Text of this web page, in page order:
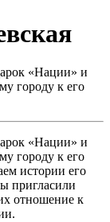
«Нации» и
городу к его
«Нации» и
городу к его
истории его
пригласили
отношение к